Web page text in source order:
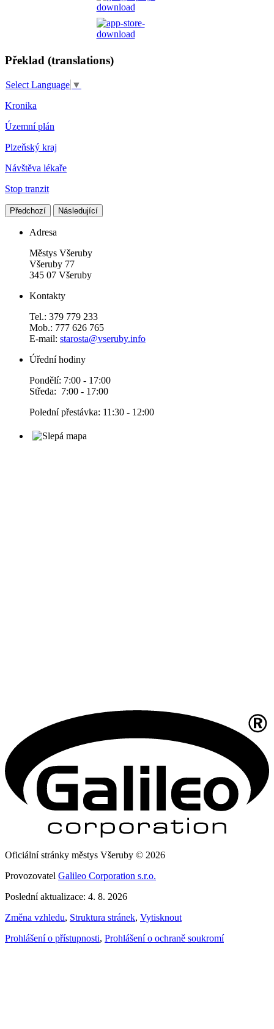
Překlad (translations)
Select Language ▼
Kronika
Územní plán
Plzeňský kraj
Návštěva lékaře
Stop tranzit
Předchozí Následující
Adresa
Městys Všeruby
Všeruby 77
345 07 Všeruby
Kontakty
Tel.: 379 779 233
Mob.: 777 626 765
E-mail: starosta@vseruby.info
Úřední hodiny
Pondělí: 7:00 - 17:00
Středa: 7:00 - 17:00
Polední přestávka: 11:30 - 12:00
Oficiální stránky městys Všeruby © 2026
Provozovatel Galileo Corporation s.r.o.
Poslední aktualizace: 4. 8. 2026
Změna vzhledu, Struktura stránek, Vytisknout
Prohlášení o přístupnosti, Prohlášení o ochraně soukromí